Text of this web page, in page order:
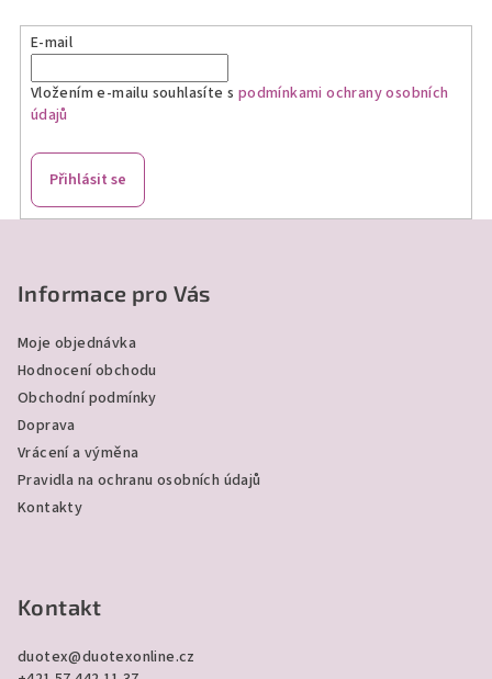
E-mail
Vložením e-mailu souhlasíte s podmínkami ochrany osobních
údajů
Přihlásit se
Informace pro Vás
Moje objednávka
Hodnocení obchodu
Obchodní podmínky
Doprava
Vrácení a výměna
Pravidla na ochranu osobních údajů
Kontakty
Kontakt
duotex@duotexonline.cz